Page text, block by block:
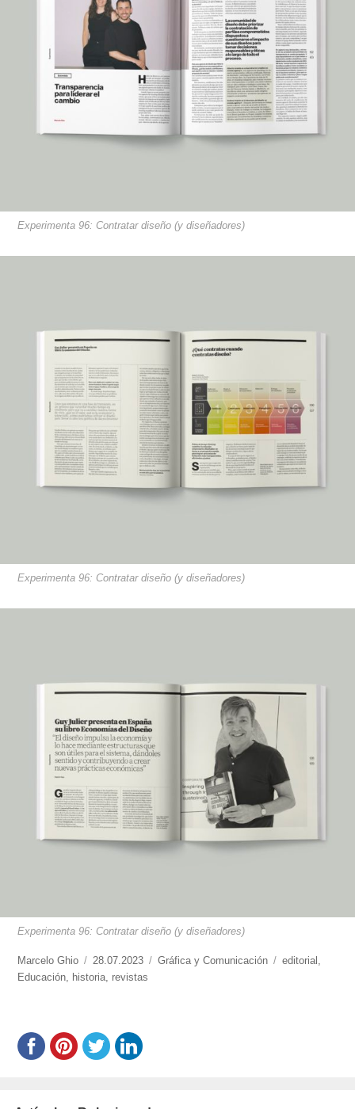
Experimenta 96: Contratar diseño (y diseñadores)
Experimenta 96: Contratar diseño (y diseñadores)
Experimenta 96: Contratar diseño (y diseñadores)
https://www.experimenta.es/author/marcelo-
ghio/
Marcelo Ghio
Publicado
el
28.07.2023 Categorías
Gráfica y Comunicación Etiquetas
editorial ,
Educación, historia, revistas